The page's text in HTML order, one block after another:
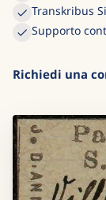
Transkribus
Supporto
Richiedi una